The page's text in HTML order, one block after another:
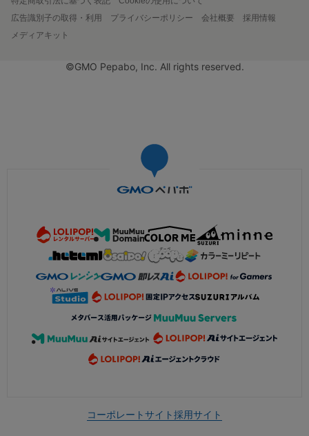
広告識別子の取得・利用
プライバシーポリシー 会社概要
採用情報
メディアキット
©GMO Pepabo, Inc. All rights reserved.
コーポレートサイト採用サイト